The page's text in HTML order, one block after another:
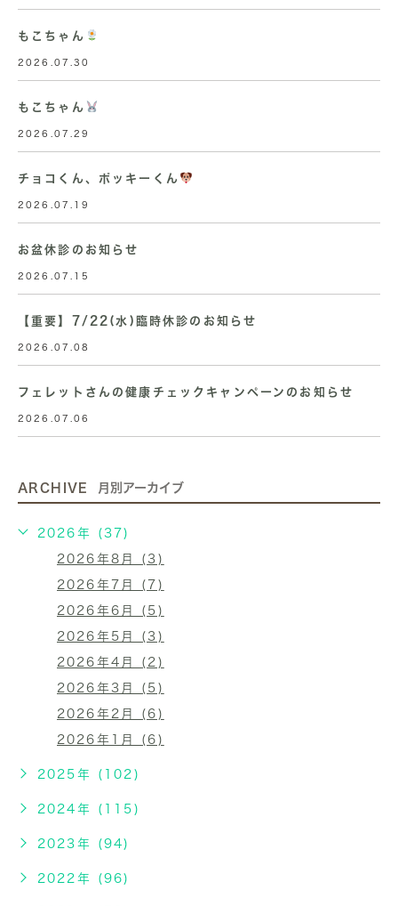
もこちゃん
2026.07.30
もこちゃん
2026.07.29
チョコくん、ポッキーくん
2026.07.19
お盆休診のお知らせ
2026.07.15
【重要】7/22(水)臨時休診のお知らせ
2026.07.08
フェレットさんの健康チェックキャンペーンのお知らせ
2026.07.06
ARCHIVE 月別アーカイブ
2026年 (37)
2026年8月 (3)
2026年7月 (7)
2026年6月 (5)
2026年5月 (3)
2026年4月 (2)
2026年3月 (5)
2026年2月 (6)
2026年1月 (6)
2025年 (102)
2024年 (115)
2023年 (94)
2022年 (96)